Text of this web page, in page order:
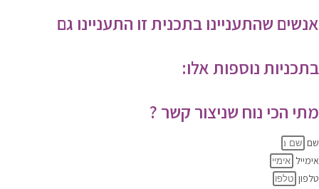
אנשים שהתעניינו בתכנית זו התעניינו גם
בתכניות נוספות אלו:
מתי הכי נוח שניצור קשר ?
שם
אימייל
טלפון